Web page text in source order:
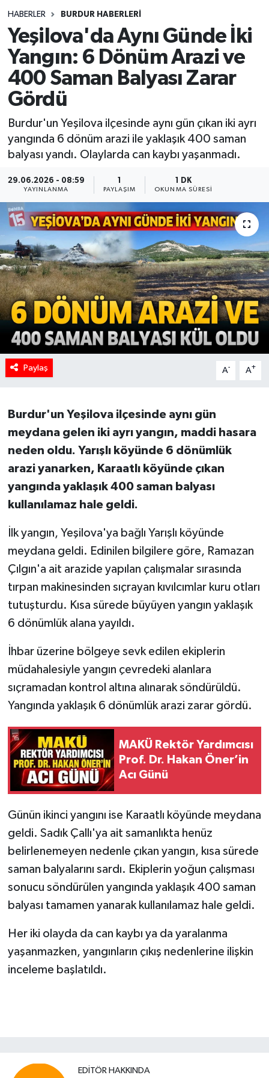
HABERLER BURDUR HABERLERİ
Yeşilova'da Aynı Günde İki
Yangın: 6 Dönüm Arazi ve
400 Saman Balyası Zarar
Gördü
Burdur'un Yeşilova ilçesinde aynı gün çıkan iki ayrı
yangında 6 dönüm arazi ile yaklaşık 400 saman
balyası yandı. Olaylarda can kaybı yaşanmadı.
29.06.2026 - 08:59
YAYINLANMA
1
PAYLAŞIM
1 DK
OKUNMA SÜRESI
Paylaş A- A+
Burdur'un Yeşilova ilçesinde aynı gün
meydana gelen iki ayrı yangın, maddi hasara
neden oldu. Yarışlı köyünde 6 dönümlük
arazi yanarken, Karaatlı köyünde çıkan
yangında yaklaşık 400 saman balyası
kullanılamaz hale geldi.
İlk yangın, Yeşilova'ya bağlı Yarışlı köyünde
meydana geldi. Edinilen bilgilere göre, Ramazan
Çılgın'a ait arazide yapılan çalışmalar sırasında
tırpan makinesinden sıçrayan kıvılcımlar kuru otları
tutuşturdu. Kısa sürede büyüyen yangın yaklaşık
6 dönümlük alana yayıldı.
İhbar üzerine bölgeye sevk edilen ekiplerin
müdahalesiyle yangın çevredeki alanlara
sıçramadan kontrol altına alınarak söndürüldü.
Yangında yaklaşık 6 dönümlük arazi zarar gördü.
MAKÜ Rektör Yardımcısı
Prof. Dr. Hakan Öner’in
Acı Günü
Günün ikinci yangını ise Karaatlı köyünde meydana
geldi. Sadık Çallı'ya ait samanlıkta henüz
belirlenemeyen nedenle çıkan yangın, kısa sürede
saman balyalarını sardı. Ekiplerin yoğun çalışması
sonucu söndürülen yangında yaklaşık 400 saman
balyası tamamen yanarak kullanılamaz hale geldi.
Her iki olayda da can kaybı ya da yaralanma
yaşanmazken, yangınların çıkış nedenlerine ilişkin
inceleme başlatıldı.
EDITÖR HAKKINDA
Spor
Tebrik